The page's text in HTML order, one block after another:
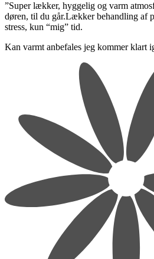
​”Super lækker, hyggelig og varm
døren, til du går.Lækker behandling af
stress, kun “mig” tid.
​Kan varmt anbefales jeg kommer klart